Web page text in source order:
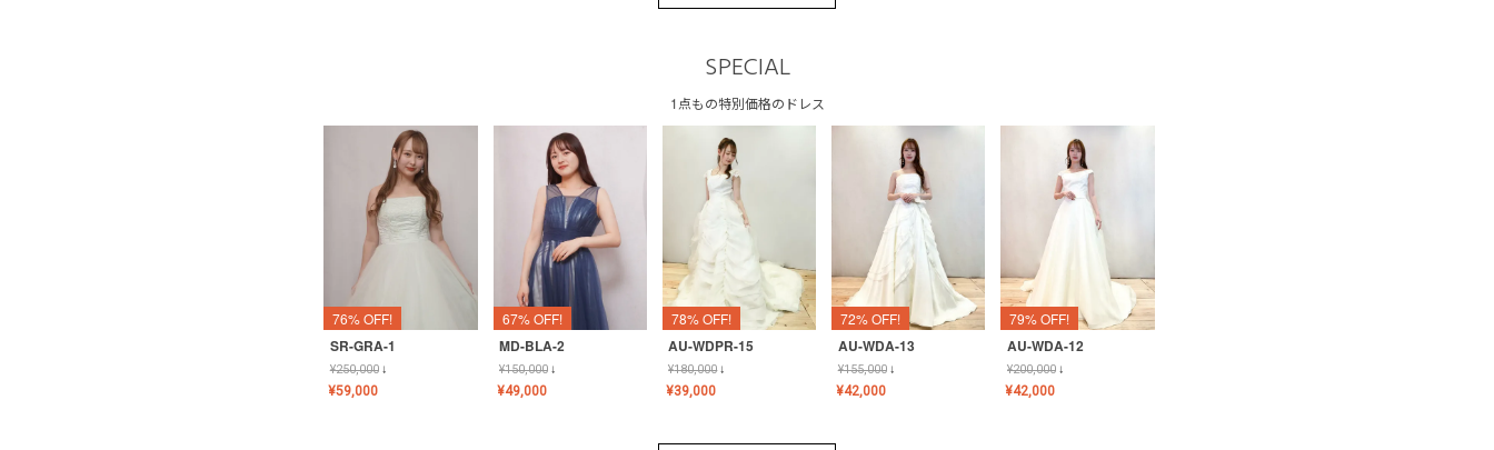
SPECIAL
1点もの特別価格のドレス
76% OFF!
SR-GRA-1
¥250,000↓
¥59,000
67% OFF!
MD-BLA-2
¥150,000↓
¥49,000
78% OFF!
AU-WDPR-15
¥180,000↓
¥39,000
72% OFF!
AU-WDA-13
¥155,000↓
¥42,000
79% OFF!
AU-WDA-12
¥200,000↓
¥42,000